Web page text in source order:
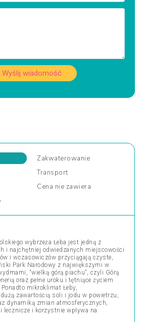
Wyślij wiadomość
Zakwaterowanie
Transport
Cena nie zawiera
wybrzeża Łeba jest jedną z
i najchętniej odwiedzanych miejscowości
i wczasowiczów przyciągają czyste,
Park Narodowy z największymi w
“wielką górą piachu”, czyli Górą
oraz pełne uroku i tętniące życiem
mikroklimat Łeby,
zawartością soli i jodu w powietrzu,
dynamiką zmian atmosferycznych,
lecznicze i korzystnie wpływa na